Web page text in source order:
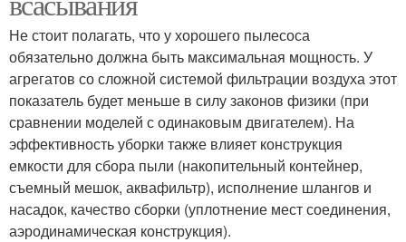
Вертикальный пылесос
Не стоит полагать, что у хорошего пылесоса
обязательно должна быть максимальная мощность. У
агрегатов со сложной системой фильтрации воздуха этот
показатель будет меньше в силу законов физики (при
сравнении моделей с одинаковым двигателем). На
эффективность уборки также влияет конструкция
емкости для сбора пыли (накопительный контейнер,
съемный мешок, аквафильтр), исполнение шлангов и
насадок, качество сборки (уплотнение мест соединения,
аэродинамическая конструкция).